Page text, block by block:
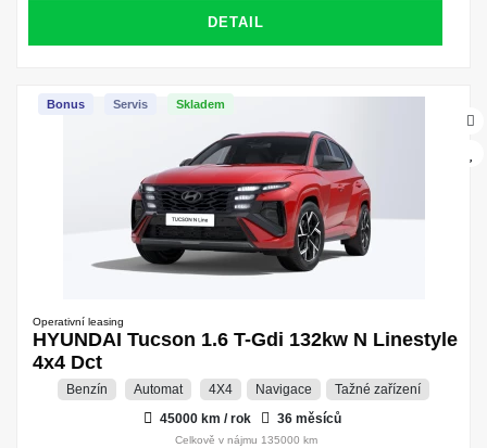
DETAIL
Skladem
Servis
Bonus
Operativní leasing
HYUNDAI Tucson 1.6 T-Gdi 132kw N Linestyle
4x4 Dct
Benzín Automat 4X4 Navigace
Tažné zařízení
45000 km / rok
36 měsíců
Celkově v nájmu 135000 km